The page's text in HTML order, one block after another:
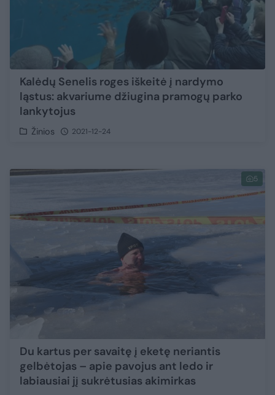
Kalėdų Senelis roges iškeitė į nardymo
ląstus: akvariume džiugina pramogų parko
lankytojus
Žinios 2021-12-24
5
Du kartus per savaitę į eketę neriantis
gelbėtojas – apie pavojus ant ledo ir
labiausiai jį sukrėtusias akimirkas